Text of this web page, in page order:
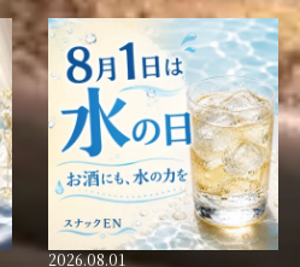
2026.08.01